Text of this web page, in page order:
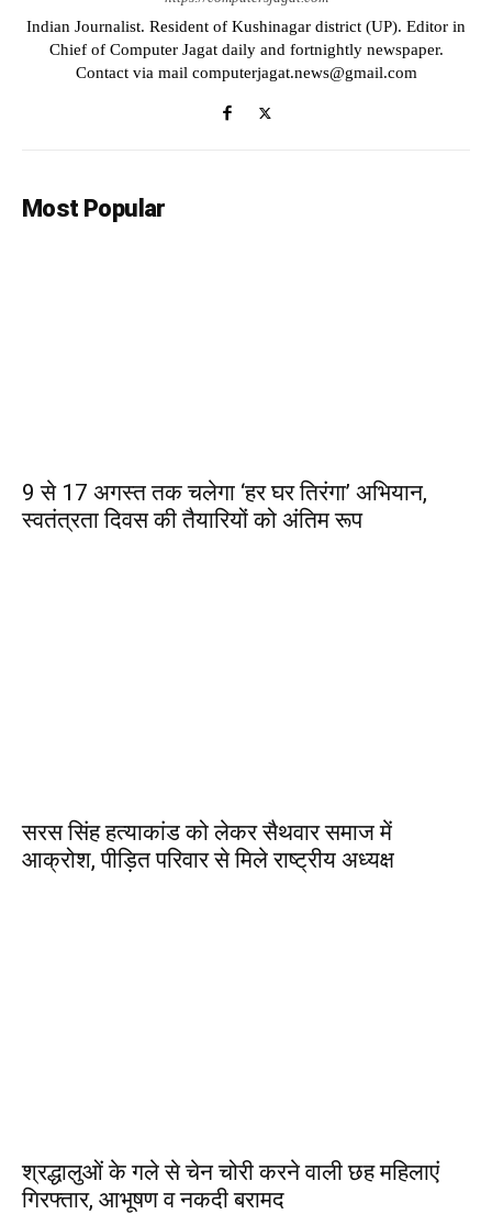
Indian Journalist. Resident of Kushinagar district (UP). Editor in
Chief of Computer Jagat daily and fortnightly newspaper.
Contact via mail computerjagat.news@gmail.com
Most Popular
9 से 17 अगस्त तक चलेगा ‘हर घर तिरंगा’ अभियान,
स्वतंत्रता दिवस की तैयारियों को अंतिम रूप
सरस सिंह हत्याकांड को लेकर सैथवार समाज में
आक्रोश, पीड़ित परिवार से मिले राष्ट्रीय अध्यक्ष
श्रद्धालुओं के गले से चेन चोरी करने वाली छह महिलाएं
गिरफ्तार, आभूषण व नकदी बरामद